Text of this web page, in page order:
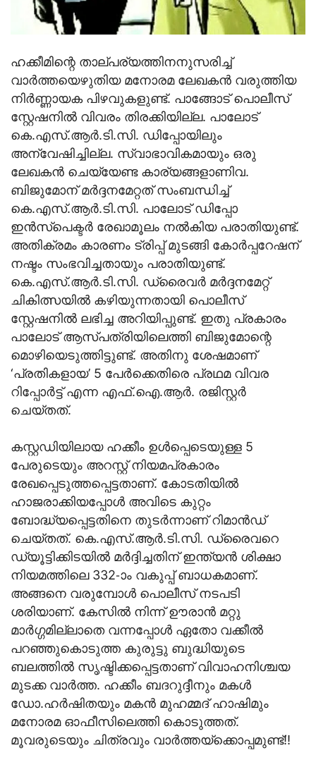
ഹക്കീമിന്റെ താല്പര്യത്തിനനുസരിച്ച്
വാര്‍ത്തയെഴുതിയ മനോരമ ലേഖകന്‍ വരുത്തിയ
നിര്‍ണ്ണായക പിഴവുകളുണ്ട്. പാങ്ങോട് പൊലീസ്
സ്റ്റേഷനില്‍ വിവരം തിരക്കിയില്ല. പാലോട്
കെ.എസ്.ആര്‍.ടി.സി. ഡിപ്പോയിലും
അന്വേഷിച്ചില്ല. സ്വാഭാവികമായും ഒരു
ലേഖകന്‍ ചെയ്യേണ്ട കാര്യങ്ങളാണിവ.
ബിജുമോന് മര്‍ദ്ദനമേറ്റത് സംബന്ധിച്ച്
കെ.എസ്.ആര്‍.ടി.സി. പാലോട് ഡിപ്പോ
ഇന്‍സ്‌പെക്ടര്‍ രേഖാമൂലം നല്‍കിയ പരാതിയുണ്ട്.
അതിക്രമം കാരണം ട്രിപ്പ് മുടങ്ങി കോര്‍പ്പറേഷന്
നഷ്ടം സംഭവിച്ചതായും പരാതിയുണ്ട്.
കെ.എസ്.ആര്‍.ടി.സി. ഡ്രൈവര്‍ മര്‍ദ്ദനമേറ്റ്
ചികിത്സയില്‍ കഴിയുന്നതായി പൊലീസ്
സ്റ്റേഷനില്‍ ലഭിച്ച അറിയിപ്പുണ്ട്. ഇതു പ്രകാരം
പാലോട് ആസ്പത്രിയിലെത്തി ബിജുമോന്റെ
മൊഴിയെടുത്തിട്ടുണ്ട്. അതിനു ശേഷമാണ്
‘പ്രതികളായ’ 5 പേര്‍ക്കെതിരെ പ്രഥമ വിവര
റിപ്പോര്‍ട്ട് എന്ന എഫ്.ഐ.ആര്‍. രജിസ്റ്റര്‍
ചെയ്തത്.
കസ്റ്റഡിയിലായ ഹക്കീം ഉള്‍പ്പെടെയുള്ള 5
പേരുടെയും അറസ്റ്റ് നിയമപ്രകാരം
രേഖപ്പെടുത്തപ്പെട്ടതാണ്. കോടതിയില്‍
ഹാജരാക്കിയപ്പോള്‍ അവിടെ കുറ്റം
ബോദ്ധ്യപ്പെട്ടതിനെ തുടര്‍ന്നാണ് റിമാന്‍ഡ്
ചെയ്തത്. കെ.എസ്.ആര്‍.ടി.സി. ഡ്രൈവറെ
ഡ്യൂട്ടിക്കിടയില്‍ മര്‍ദ്ദിച്ചതിന് ഇന്ത്യന്‍ ശിക്ഷാ
നിയമത്തിലെ 332-ാം വകുപ്പ് ബാധകമാണ്.
അങ്ങനെ വരുമ്പോള്‍ പൊലീസ് നടപടി
ശരിയാണ്. കേസില്‍ നിന്ന് ഊരാന്‍ മറ്റു
മാര്‍ഗ്ഗമില്ലാതെ വന്നപ്പോള്‍ ഏതോ വക്കീല്‍
പറഞ്ഞുകൊടുത്ത കുരുട്ടു ബുദ്ധിയുടെ
ബലത്തില്‍ സൃഷ്ടിക്കപ്പെട്ടതാണ് വിവാഹനിശ്ചയ
മുടക്ക വാര്‍ത്ത. ഹക്കീം ബദറുദ്ദീനും മകള്‍
ഡോ.ഹര്‍ഷിതയും മകന്‍ മുഹമ്മദ് ഹാഷിമും
മനോരമ ഓഫീസിലെത്തി കൊടുത്തത്.
മൂവരുടെയും ചിത്രവും വാര്‍ത്തയ്‌ക്കൊപ്പമുണ്ട്!!